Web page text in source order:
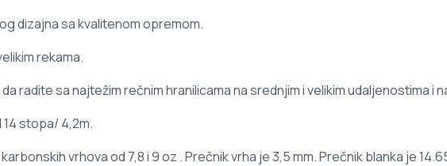
dizajna sa kvalitenom opremom.
rekama.
radite sa najtežim rečnim hranilicama na srednjim i velikim udaljenostima i
stopa/ 4,2m.
vrhova od 7,8 i 9 oz . Prečnik vrha je 3,5 mm. Prečnik blanka je